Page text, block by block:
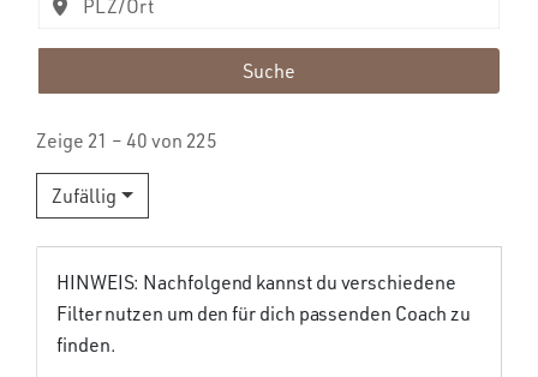
Suche
Zeige 21 – 40 von 225
Zufällig
HINWEIS: Nachfolgend kannst du verschiedene
Filter nutzen um den für dich passenden Coach zu
finden.